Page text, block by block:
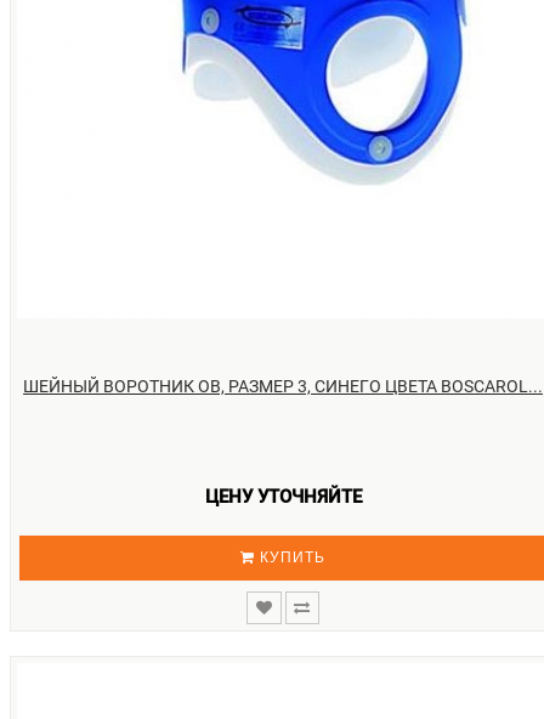
ШЕЙНЫЙ ВОРОТНИК OB, РАЗМЕР 3, СИНЕГО ЦВЕТА BOSCAROL...
ЦЕНУ УТОЧНЯЙТЕ
КУПИТЬ